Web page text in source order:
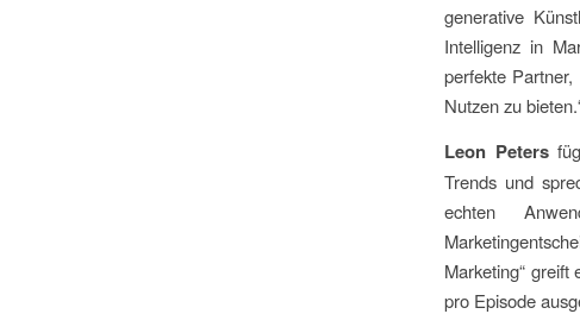
generative
Intelligenz in
perfekte
Nutzen zu
Leon Peters
Trends und
echten
Marketing“
pro Episode